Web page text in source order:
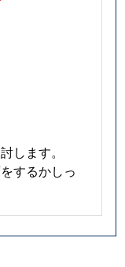
します。
するかしっ